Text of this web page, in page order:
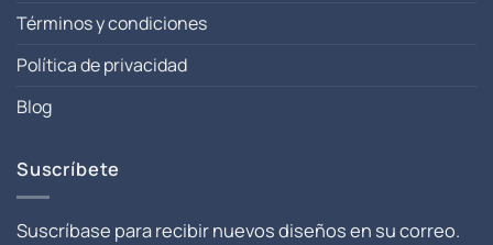
Términos y condiciones
Política de privacidad
Blog
Suscríbete
Suscríbase para recibir nuevos diseños en su correo.